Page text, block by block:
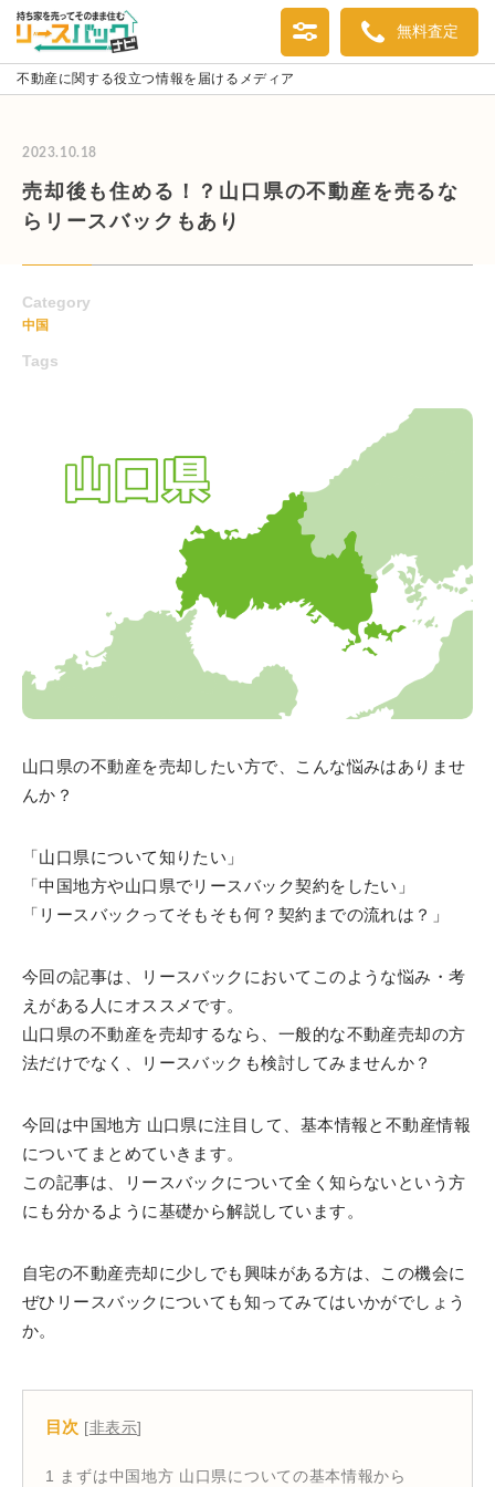
無料査定
不動産に関する役立つ情報を届けるメディア
2023.10.18
売却後も住める！？山口県の不動産を売るな
らリースバックもあり
Category
中国
Tags
山口県の不動産を売却したい方で、こんな悩みはありませ
んか？
「山口県について知りたい」
「中国地方や山口県でリースバック契約をしたい」
「リースバックってそもそも何？契約までの流れは？」
今回の記事は、リースバックにおいてこのような悩み・考
えがある人にオススメです。
山口県の不動産を売却するなら、一般的な不動産売却の方
法だけでなく、リースバックも検討してみませんか？
今回は中国地方 山口県に注目して、基本情報と不動産情報
についてまとめていきます。
この記事は、リースバックについて全く知らないという方
にも分かるように基礎から解説しています。
自宅の不動産売却に少しでも興味がある方は、この機会に
ぜひリースバックについても知ってみてはいかがでしょう
か。
目次 [非表示]
1 まずは中国地方 山口県についての基本情報から